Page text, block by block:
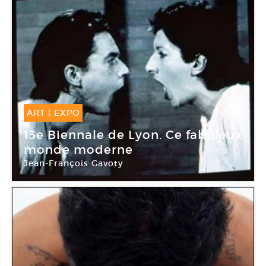
ART | EXPO
10 Sep -03 Jan 2016
13e Biennale de Lyon. Ce fabuleux
monde moderne
Jean-François Gavoty
Musée d’art contemporain de Lyon